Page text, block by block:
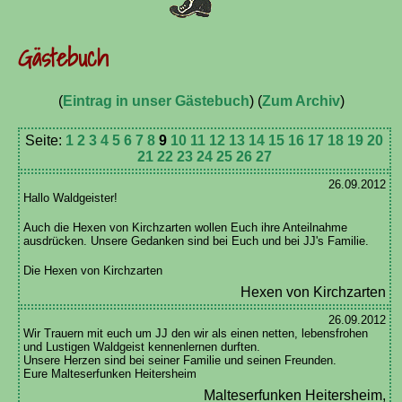
Gästebuch
(Eintrag in unser Gästebuch) (Zum Archiv)
Seite: 1 2 3 4 5 6 7 8 9 10 11 12 13 14 15 16 17 18 19 20
21 22 23 24 25 26 27
26.09.2012
Hallo Waldgeister!
Auch die Hexen von Kirchzarten wollen Euch ihre Anteilnahme
ausdrücken. Unsere Gedanken sind bei Euch und bei JJ's Familie.
Die Hexen von Kirchzarten
Hexen von Kirchzarten
26.09.2012
Wir Trauern mit euch um JJ den wir als einen netten, lebensfrohen
und Lustigen Waldgeist kennenlernen durften.
Unsere Herzen sind bei seiner Familie und seinen Freunden.
Eure Malteserfunken Heitersheim
Malteserfunken Heitersheim,